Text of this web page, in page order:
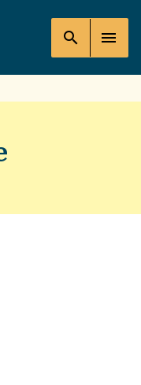
search menu